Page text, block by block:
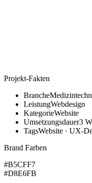
Projekt-Fakten
Branche
LeistungWebdesign
KategorieWebsite
Umsetzungsdauer3
TagsWebsite · UX-
Brand Farben
#B5CFF7
#D8E6FB